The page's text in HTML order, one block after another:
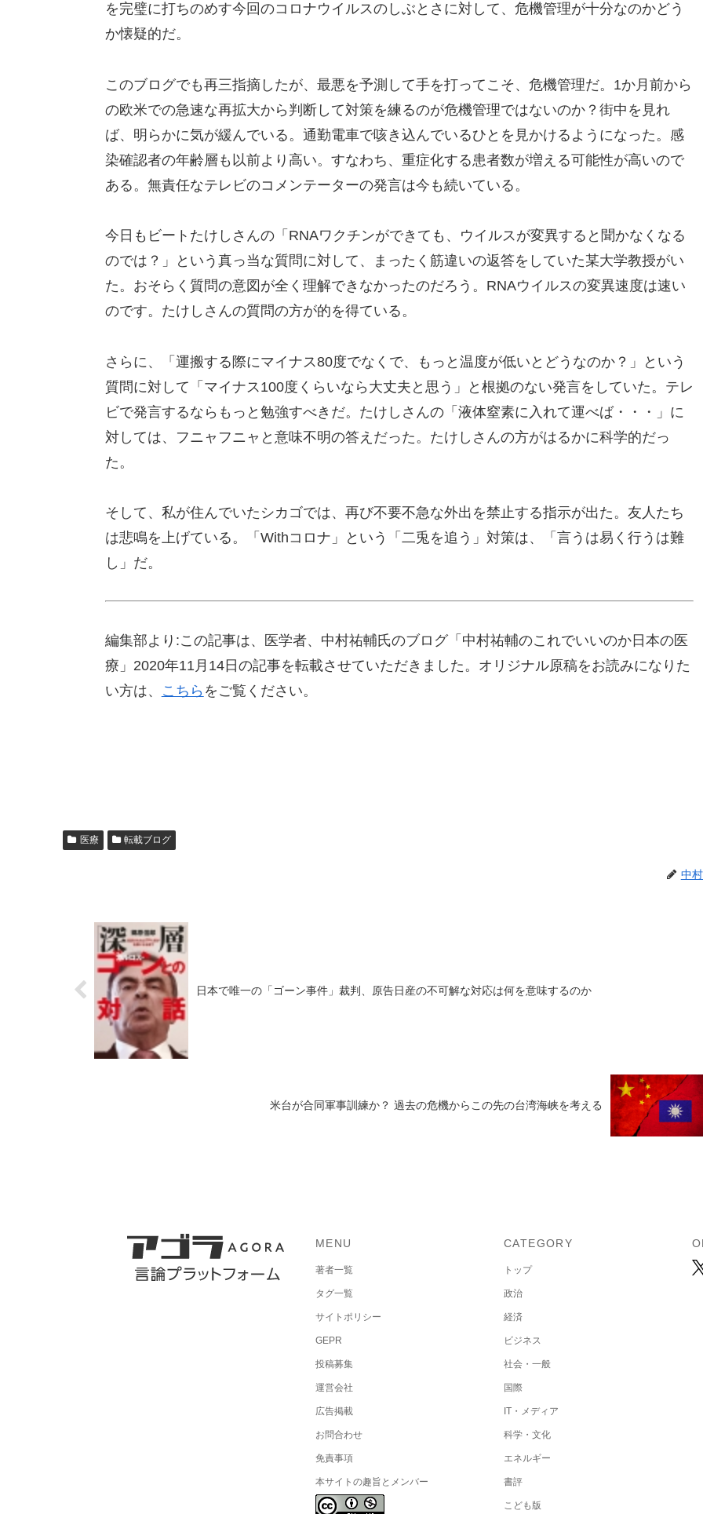
を完璧に打ちのめす今回のコロナウイルスのしぶとさに対して、危機管理が十分なのかどう
か懐疑的だ。
このブログでも再三指摘したが、最悪を予測して手を打ってこそ、危機管理だ。1か月前から
の欧米での急速な再拡大から判断して対策を練るのが危機管理ではないのか？街中を見れ
ば、明らかに気が緩んでいる。通勤電車で咳き込んでいるひとを見かけるようになった。感
染確認者の年齢層も以前より高い。すなわち、重症化する患者数が増える可能性が高いので
ある。無責任なテレビのコメンテーターの発言は今も続いている。
今日もビートたけしさんの「RNAワクチンができても、ウイルスが変異すると聞かなくなる
のでは？」という真っ当な質問に対して、まったく筋違いの返答をしていた某大学教授がい
た。おそらく質問の意図が全く理解できなかったのだろう。RNAウイルスの変異速度は速い
のです。たけしさんの質問の方が的を得ている。
さらに、「運搬する際にマイナス80度でなくで、もっと温度が低いとどうなのか？」という
質問に対して「マイナス100度くらいなら大丈夫と思う」と根拠のない発言をしていた。テレ
ビで発言するならもっと勉強すべきだ。たけしさんの「液体窒素に入れて運べば・・・」に
対しては、フニャフニャと意味不明の答えだった。たけしさんの方がはるかに科学的だっ
た。
そして、私が住んでいたシカゴでは、再び不要不急な外出を禁止する指示が出た。友人たち
は悲鳴を上げている。「Withコロナ」という「二兎を追う」対策は、「言うは易く行うは難
し」だ。
編集部より:この記事は、医学者、中村祐輔氏のブログ「中村祐輔のこれでいいのか日本の医
療」2020年11月14日の記事を転載させていただきました。オリジナル原稿をお読みになりた
い方は、
こちら をご覧ください。
医療 転載ブログ
中
日本で唯一の「ゴーン事件」裁判、原告日産の不可解な対応は何を意味するのか
米台が合同軍事訓練か？ 過去の危機からこの先の台湾海峡を考える
MENU
著者一覧
タグ一覧
サイトポリシー
GEPR
投稿募集
運営会社
広告掲載
お問合わせ
免責事項
本サイトの趣旨とメンバー
CATEGORY
トップ
政治
経済
ビジネス
社会・一般
国際
IT・メディア
科学・文化
エネルギー
書評
こども版